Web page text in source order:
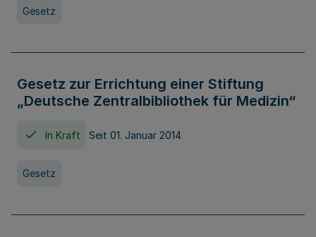
Gesetz
Gesetz zur Errichtung einer Stiftung
„Deutsche Zentralbibliothek für Medizin“
In Kraft Seit 01. Januar 2014
Gesetz